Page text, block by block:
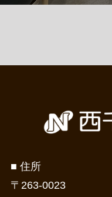
■ 住所
〒263-0023